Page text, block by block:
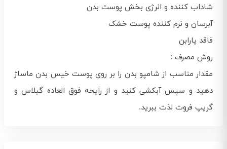
شاداب کننده و انرژی بخش پوست بدن
آبرسان و نرم کننده پوست خشک
فاقد پارابن
روش مصرف :
مقدار مناسب از شامپو بدن را بر روی پوست خیس بدن ماساژ
دهید و سپس آبکشی کنید و از رایحه فوق العاده گیلاس و
گریپ فروت لذت ببرید.